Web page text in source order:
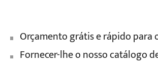
Orçamento grátis e rápido para
Fornecer-lhe o nosso catálogo